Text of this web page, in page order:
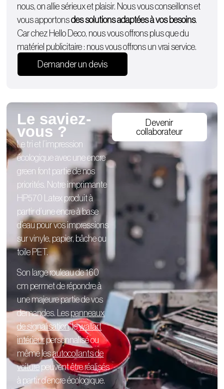
nous, on allie sérieux et plaisir. Nous vous conseillons et
vous apportonsdes solutions adaptées à vos besoins.
Car chez Hello Deco, nous vous offrons plus que du
matériel publicitaire : nous vous offrons un vrai service.
Demander un devis
Le saviez-
vous ?
Le tri et l’impression
écologique avec une encre
green font partie de nos
priorités. Notre imprimante
HP570 Latex produit à
partir d’une encre à base
d’eau pour vos impressions
sur vinyle, papier, bâche ou
toile PET.
Son large rouleau de 160
cm permet de répondre à
une majeure partie de vos
demandes. Les panneaux
de signalisation, lewallart
intérieur personnaliséou
même lesautocollants de
voiture peuvent être réalisés
à partir d’encre écologique.
Devenir
collaborateur